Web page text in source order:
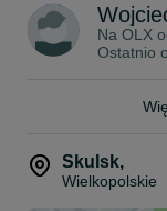
Na OLX
Ostatnio
Skulsk,
Wielkopolskie